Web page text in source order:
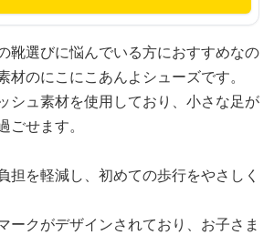
靴選びに悩んでいる方におすすめなの
材のにこにこあんよシューズです。
シュ素材を使用しており、小さな足が
せます。
担を軽減し、初めての歩行をやさしく
ークがデザインされており、お子さま